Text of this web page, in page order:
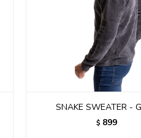
SNAKE SWEATER -
$ 899